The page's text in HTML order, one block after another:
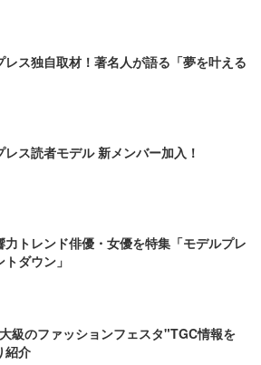
レス独自取材！著名人が語る「夢を叶える
レス読者モデル 新メンバー加入！
力トレンド俳優・女優を特集「モデルプレ
ダウン」
級のファッションフェスタ"TGC情報を
紹介